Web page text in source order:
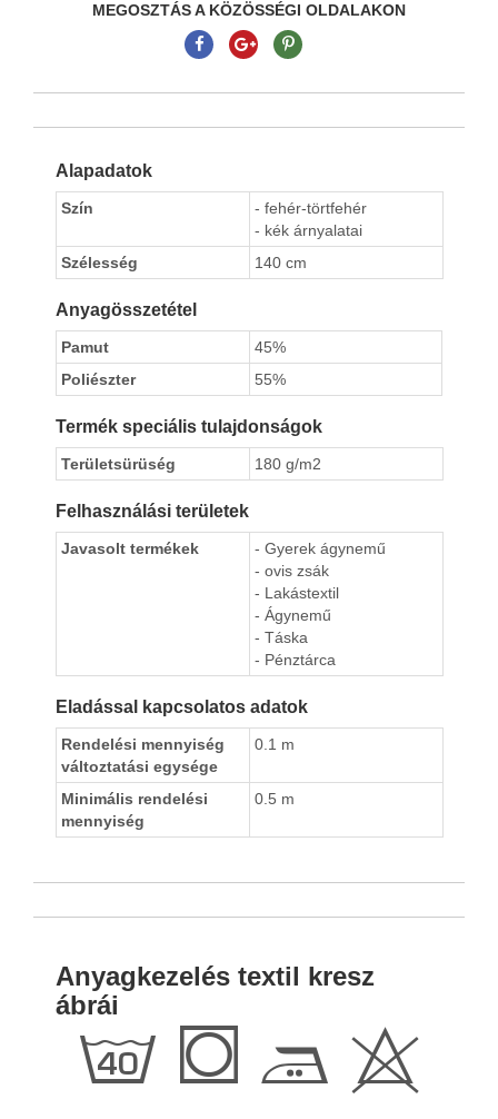
MEGOSZTÁS A KÖZÖSSÉGI OLDALAKON
Alapadatok
Szín
- fehér-törtfehér
- kék árnyalatai
Szélesség
140 cm
Anyagösszetétel
Pamut
45%
Poliészter
55%
Termék speciális tulajdonságok
Területsürüség 180 g/m2
Felhasználási területek
Javasolt termékek
- Gyerek ágynemű
- ovis zsák
- Lakástextil
- Ágynemű
- Táska
- Pénztárca
Eladással kapcsolatos adatok
Rendelési mennyiség
változtatási egysége
0.1 m
Minimális rendelési
mennyiség
0.5 m
Anyagkezelés textil kresz
ábrái
h Q E H